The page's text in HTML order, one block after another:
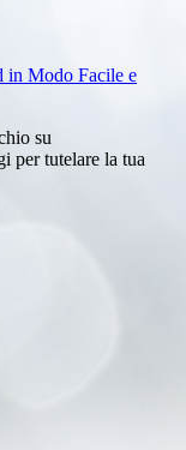
in Modo Facile e
su
per tutelare la tua